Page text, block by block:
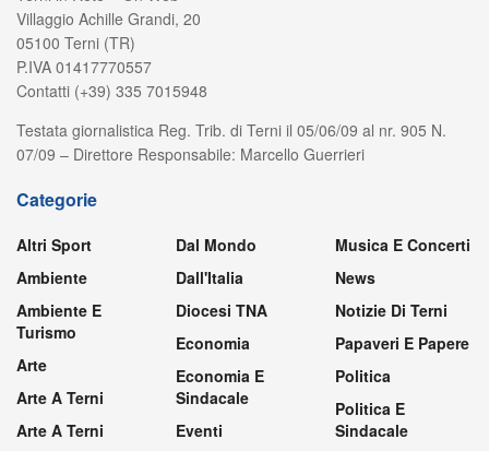
Villaggio Achille Grandi, 20
05100 Terni (TR)
P.IVA 01417770557
Contatti (+39) 335 7015948
Testata giornalistica Reg. Trib. di Terni il 05/06/09 al nr. 905 N.
07/09 – Direttore Responsabile: Marcello Guerrieri
Categorie
Altri Sport
Ambiente
Ambiente E
Turismo
Arte
Arte A Terni
Arte A Terni
Dal Mondo
Dall'Italia
Diocesi TNA
Economia
Economia E
Sindacale
Eventi
Musica E Concerti
News
Notizie Di Terni
Papaveri E Papere
Politica
Politica E
Sindacale